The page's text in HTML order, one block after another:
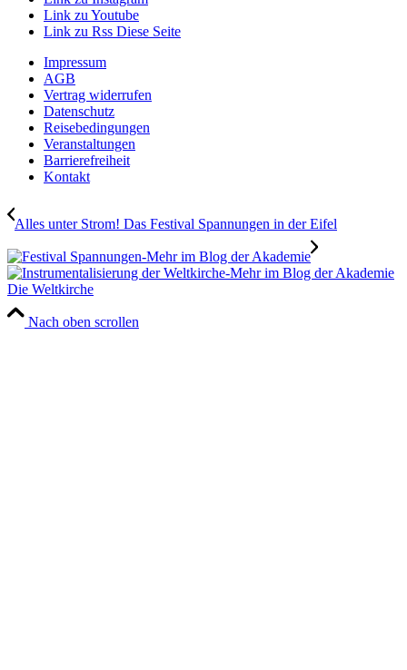
Link zu Youtube
Link zu Rss Diese Seite
Impressum
AGB
Vertrag widerrufen
Datenschutz
Reisebedingungen
Veranstaltungen
Barrierefreiheit
Kontakt
Alles unter Strom! Das Festival Spannungen in der Eifel
Die Weltkirche
Nach oben scrollen